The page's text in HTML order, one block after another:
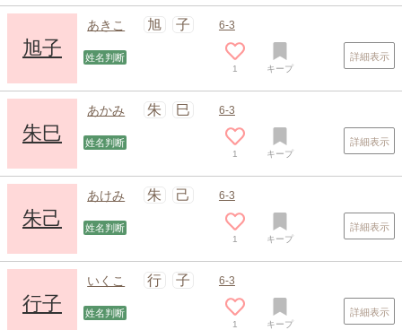
旭子
あきこ 旭 子 6-3
姓名判断
1 キープ
詳細表示
朱巳
あかみ 朱 巳 6-3
姓名判断
1 キープ
詳細表示
朱己
あけみ 朱 己 6-3
姓名判断
1 キープ
詳細表示
行子
いくこ 行 子 6-3
姓名判断
1 キープ
詳細表示